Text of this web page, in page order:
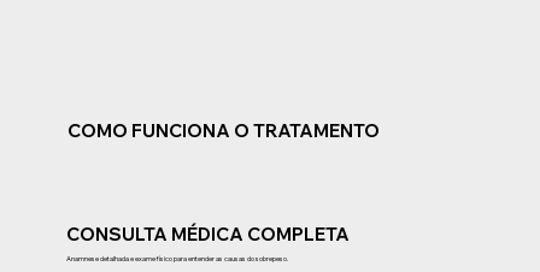
COMO FUNCIONA O TRATAMENTO
CONSULTA MÉDICA COMPLETA
Anamnese detalhada e exame físico para entender as causas do sobrepeso.